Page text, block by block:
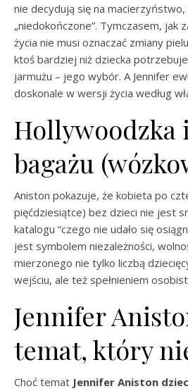
nie decydują się na
„niedokończone”. Tymczasem, jak
życia nie musi oznaczać zmiany
ktoś bardziej niż dziecka
jarmużu – jego wybór. A Jennifer
doskonale w wersji życia według
Hollywoodzka
bagażu
Aniston pokazuje, że kobieta po
pięćdziesiątce) bez dzieci nie jest
katalogu “czego nie udało się
jest symbolem niezależności,
mierzonego nie tylko liczbą
wejściu, ale też spełnieniem
Jennifer
temat, który
Choć temat Jennifer Aniston